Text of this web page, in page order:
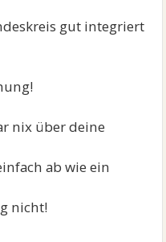
gut integriert
nix über deine
ab wie ein
nicht!